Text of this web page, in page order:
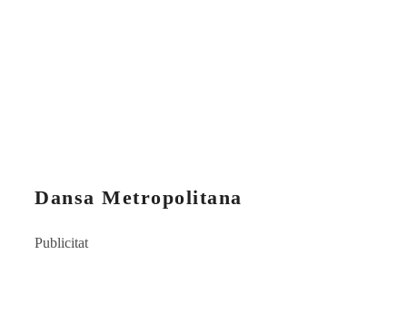
Dansa Metropolitana
Publicitat